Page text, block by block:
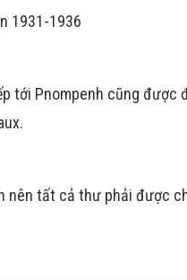
1931-1936
tới Pnompenh cũng được
tất cả thư phải được